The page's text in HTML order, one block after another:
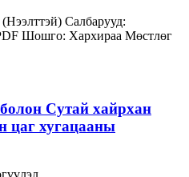
(Нээлттэй) Салбарууд:
Шошго: Хархираа Мөстлөг
Сутай хайрхан
цаг хугацааны